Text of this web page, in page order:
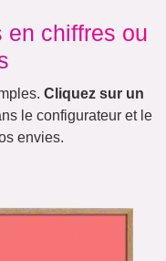
en chiffres ou
Cliquez sur un
le configurateur et le
envies.